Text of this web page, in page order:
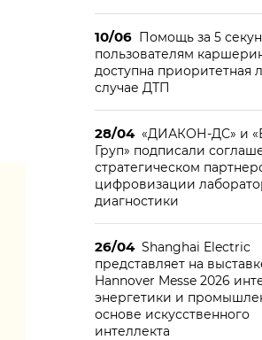
10/06 Помощь за 5
пользователям
доступна приоритетная
случае ДТП
28/04 «ДИАКОН-ДС» и
Груп» подписали
стратегическом
цифровизации
диагностики
26/04 Shanghai Electric
представляет на
Hannover Messe 2026
энергетики и
основе искусственного
интеллекта